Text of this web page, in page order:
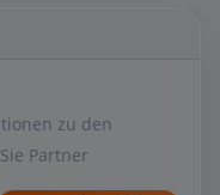
zu den
Partner